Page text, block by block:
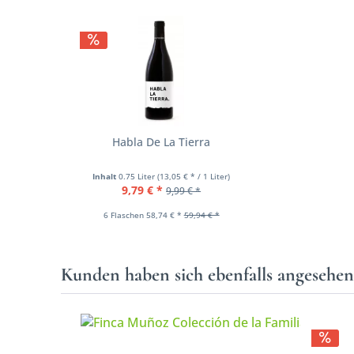
Habla De La Tierra
Inhalt0.75 Liter(13,05 € * / 1 Liter)
9,79 € * 9,99 € *
6 Flaschen 58,74 € * 59,94 € *
Kunden haben sich ebenfalls angesehen